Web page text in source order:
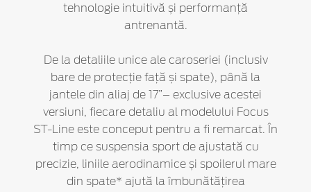
tehnologie intuitivă și performanță
antrenantă.
De la detaliile unice ale caroseriei (inclusiv
bare de protecție față și spate), până la
jantele din aliaj de 17”– exclusive acestei
versiuni, fiecare detaliu al modelului Focus
ST-Line este conceput pentru a fi remarcat. În
timp ce suspensia sport de ajustată cu
precizie, liniile aerodinamice și spoilerul mare
din spate* ajută la îmbunătățirea